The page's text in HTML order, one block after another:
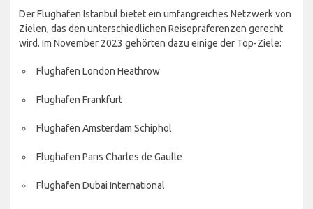
Der Flughafen Istanbul bietet ein umfangreiches Netzwerk von
Zielen, das den unterschiedlichen Reisepräferenzen gerecht
wird. Im November 2023 gehörten dazu einige der Top-Ziele:
Flughafen London Heathrow
Flughafen Frankfurt
Flughafen Amsterdam Schiphol
Flughafen Paris Charles de Gaulle
Flughafen Dubai International